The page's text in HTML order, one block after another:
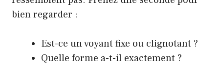
bien regarder :
Est-ce un voyant fixe ou clignotant ?
Quelle forme a-t-il exactement ?